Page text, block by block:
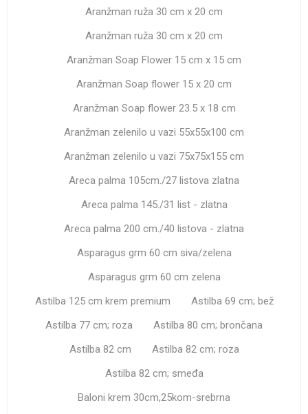
Aranžman ruža 30 cm x 20 cm
Aranžman ruža 30 cm x 20 cm
Aranžman Soap Flower 15 cm x 15 cm
Aranžman Soap flower 15 x 20 cm
Aranžman Soap flower 23.5 x 18 cm
Aranžman zelenilo u vazi 55x55x100 cm
Aranžman zelenilo u vazi 75x75x155 cm
Areca palma 105cm./27 listova zlatna
Areca palma 145./31 list - zlatna
Areca palma 200 cm./40 listova - zlatna
Asparagus grm 60 cm siva/zelena
Asparagus grm 60 cm zelena
Astilba 125 cm krem premium
Astilba 69 cm; bež
Astilba 77 cm; roza
Astilba 80 cm; brončana
Astilba 82 cm
Astilba 82 cm; roza
Astilba 82 cm; smeđa
Baloni krem 30cm,25kom-srebrna